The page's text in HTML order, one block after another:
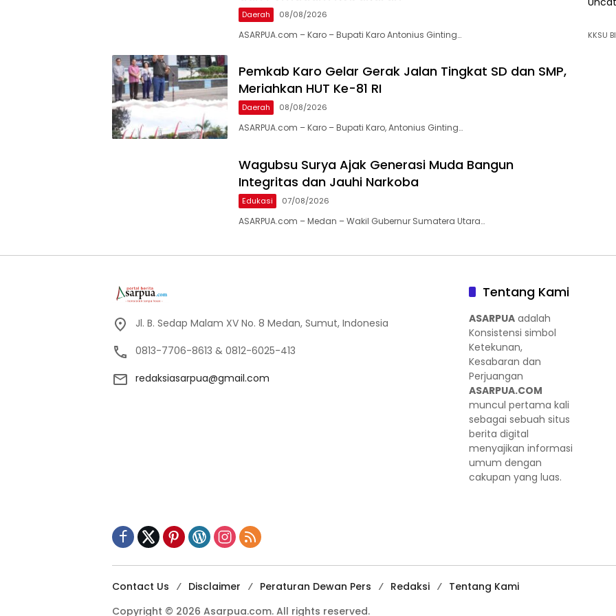
Daerah 08/08/2026
ASARPUA.com – Karo – Bupati Karo Antonius Ginting…
Pemkab Karo Gelar Gerak Jalan Tingkat SD dan SMP,
Meriahkan HUT Ke-81 RI
Daerah 08/08/2026
ASARPUA.com – Karo – Bupati Karo, Antonius Ginting…
Wagubsu Surya Ajak Generasi Muda Bangun
Integritas dan Jauhi Narkoba
Edukasi 07/08/2026
ASARPUA.com – Medan – Wakil Gubernur Sumatera Utara…
KKSU BI
Jl. B. Sedap Malam XV No. 8 Medan, Sumut, Indonesia
0813-7706-8613 & 0812-6025-413
redaksiasarpua@gmail.com
Tentang Kami
ASARPUA adalah
Konsistensi simbol
Ketekunan,
Kesabaran dan
Perjuangan
ASARPUA.COM
muncul pertama kali
sebagai sebuah situs
berita digital
menyajikan informasi
umum dengan
cakupan yang luas.
Contact Us Disclaimer Peraturan Dewan Pers Redaksi
Tentang Kami
Copyright © 2026 Asarpua.com. All rights reserved.